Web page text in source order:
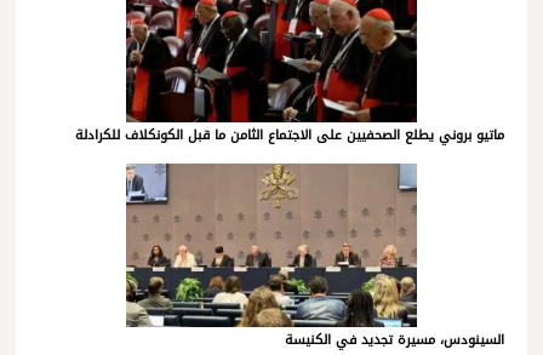
ماتيو بروني يطلع الصحفيين على الاجتماع الثامن ما قبل الكونكلاف للكرادلة
السينودس، مسيرة تجديد في الكنيسة